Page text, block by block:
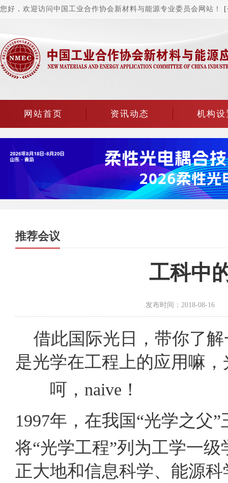
您好，欢迎访问中国工业合作协会新材料与能源专业委员会网站！
网站首页 资讯动态 机构设
推荐会议
工科中
发布时间：2018-08-16
借此国际光日，带你了解
是光学在工程上的应用嘛
呵， naive ！
1997年，在我国“光学之父
将“光学工程”列为工学一
正大地和信息科学、能源